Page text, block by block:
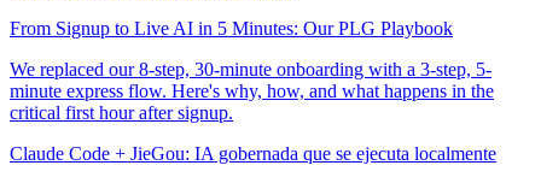
From Signup to Live AI in 5 Minutes: Our PLG Playbook
We replaced our 8-step, 30-minute onboarding with a 3-step, 5-
minute express flow. Here's why, how, and what happens in the
critical first hour after signup.
Claude Code + JieGou: IA gobernada que se ejecuta localmente